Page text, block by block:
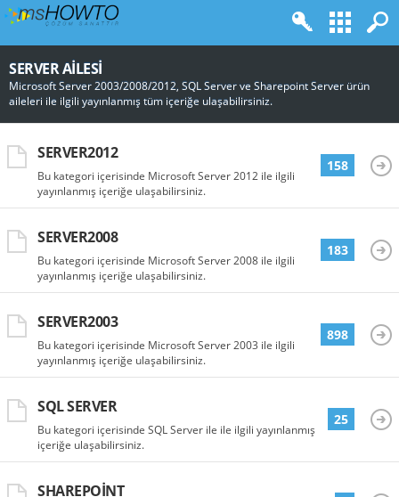
SERVER AILESI
Microsoft Server 2003/2008/2012, SQL Server ve Sharepoint Server ürün
aileleri ile ilgili yayınlanmış tüm içeriğe ulaşabilirsiniz.
SERVER2012
Bu kategori içerisinde Microsoft Server 2012 ile ilgili
yayınlanmış içeriğe ulaşabilirsiniz.
158
SERVER2008
Bu kategori içerisinde Microsoft Server 2008 ile ilgili
yayınlanmış içeriğe ulaşabilirsiniz.
183
SERVER2003
Bu kategori içerisinde Microsoft Server 2003 ile ilgili
yayınlanmış içeriğe ulaşabilirsiniz.
898
SQL SERVER
Bu kategori içerisinde SQL Server ile ile ilgili yayınlanmış
içeriğe ulaşabilirsiniz.
25
SHAREPOINT